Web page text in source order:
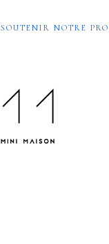
SOUTENIR NOTRE